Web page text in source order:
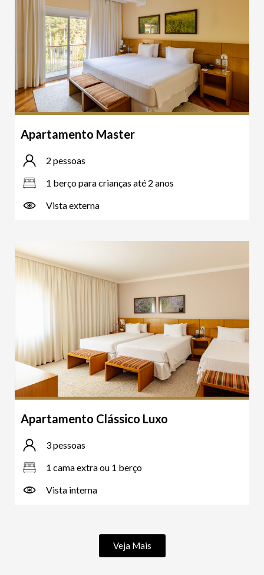
Apartamento Master
2 pessoas
1 berço para crianças até 2 anos
Vista externa
Apartamento Clássico Luxo
3 pessoas
1 cama extra ou 1 berço
Vista interna
Veja Mais